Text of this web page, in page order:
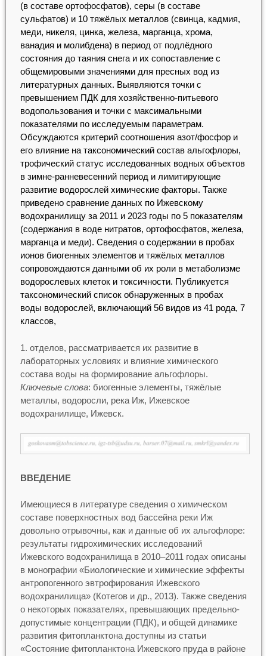
(в составе ортофосфатов), серы (в составе
сульфатов) и 10 тяжёлых металлов (свинца, кадмия,
меди, никеля, цинка, железа, марганца, хрома,
ванадия и молибдена) в период от подлёдного
состояния до таяния снега и их сопоставление с
общемировыми значениями для пресных вод из
литературных данных. Выявляются точки с
превышением ПДК для хозяйственно-питьевого
водопользования и точки с максимальными
показателями по исследуемым параметрам.
Обсуждаются критерий соотношения азот/фосфор и
его влияние на таксономический состав альгофлоры,
трофический статус исследованных водных объектов
в зимне-ранневесенний период и лимитирующие
развитие водорослей химические факторы. Также
приведено сравнение данных по Ижевскому
водохранилищу за 2011 и 2023 годы по 5 показателям
(содержания в воде нитратов, ортофосфатов, железа,
марганца и меди). Сведения о содержании в пробах
ионов биогенных элементов и тяжёлых металлов
сопровождаются данными об их роли в метаболизме
водорослевых клеток и токсичности. Публикуется
таксономический список обнаруженных в пробах
воды водорослей, включающий 56 видов из 41 рода, 7
классов,
отделов, рассматривается их развитие в
лабораторных условиях и влияние химического
состава воды на формирование альгофлоры.
Ключевые слова: биогенные элементы, тяжёлые
металлы, водоросли, река Иж, Ижевское
водохранилище, Ижевск.
ВВЕДЕНИЕ
Имеющиеся в литературе сведения о химическом
составе поверхностных вод бассейна реки Иж
довольно отрывочны, как и данные об их альгофлоре:
результаты гидрохимических исследований
Ижевского водохранилища в 2010–2011 годах описаны
в монографии «Биологические и химические эффекты
антропогенного эвтрофирования Ижевского
водохранилища» (Котегов и др., 2013). Также сведения
о некоторых показателях, превышающих предельно-
допустимые концентрации (ПДК), и общей динамике
развития фитопланктона доступны из статьи
«Состояние фитопланктона Ижевского пруда в районе